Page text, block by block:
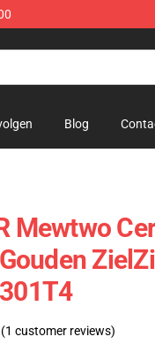
Blog
Mewtwo
(1 customer reviews)